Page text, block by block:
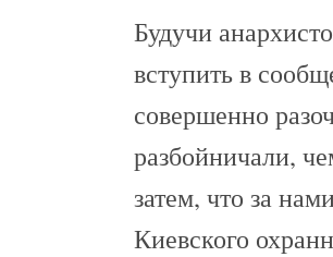
Будучи
вступить в
совершенно
разбойничали,
затем, что за
Киевского